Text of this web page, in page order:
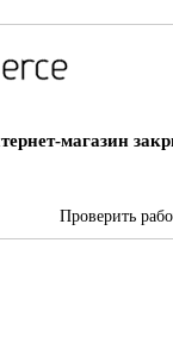
магазин
Проверить